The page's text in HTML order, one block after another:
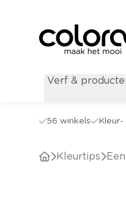
Verf &
56 winkels Kleur-
kleurtips